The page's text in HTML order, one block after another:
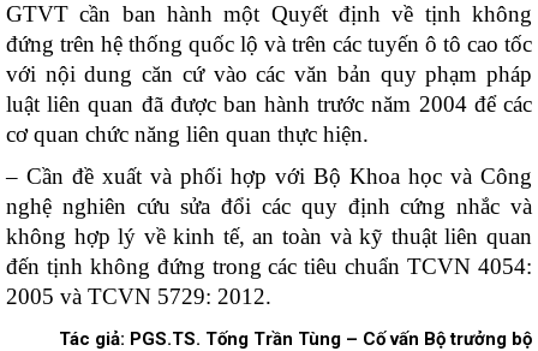
GTVT cần ban hành một Quyết định về tịnh không
đứng trên hệ thống quốc lộ và trên các tuyến ô tô cao tốc
với nội dung căn cứ vào các văn bản quy phạm pháp
luật liên quan đã được ban hành trước năm 2004 để các
cơ quan chức năng liên quan thực hiện.
– Cần đề xuất và phối hợp với Bộ Khoa học và Công
nghệ nghiên cứu sửa đổi các quy định cứng nhắc và
không hợp lý về kinh tế, an toàn và kỹ thuật liên quan
đến tịnh không đứng trong các tiêu chuẩn TCVN 4054:
2005 và TCVN 5729: 2012.
Tác giả: PGS.TS. Tống Trần Tùng – Cố vấn Bộ trưởng bộ